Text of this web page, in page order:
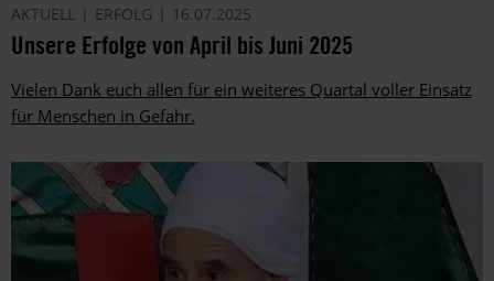
AKTUELL ERFOLG 16.07.2025
Unsere Erfolge von April bis Juni 2025
Vielen Dank euch allen für ein weiteres Quartal voller Einsatz
für Menschen in Gefahr.